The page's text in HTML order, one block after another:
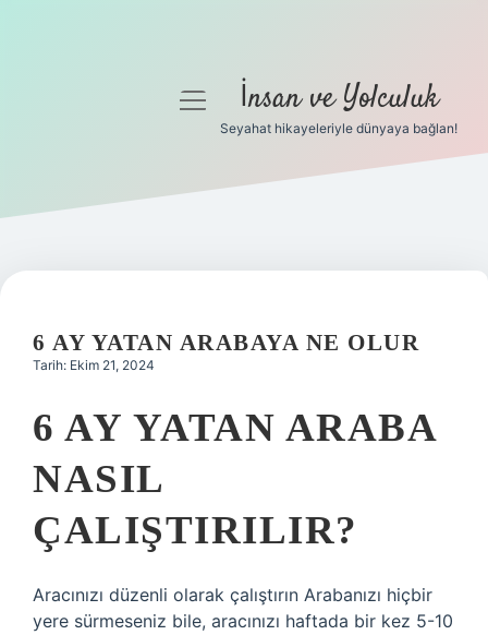
Gizlilik Politikası
Yasal Uyarı
menüyü İnsan ve Yolculuk
Seyahat hikayeleriyle dünyaya bağlan!
6 AY YATAN ARABAYA NE OLUR
Tarih: Ekim 21, 2024
6 AY YATAN ARABA
NASIL
ÇALIŞTIRILIR?
Aracınızı düzenli olarak çalıştırın Arabanızı hiçbir
yere sürmeseniz bile, aracınızı haftada bir kez 5-10